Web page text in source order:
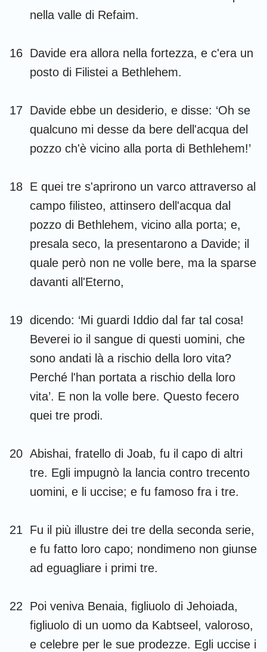
nella valle di Refaim.
16 Davide era allora nella fortezza, e c'era un
posto di Filistei a Bethlehem.
17 Davide ebbe un desiderio, e disse: ‘Oh se
qualcuno mi desse da bere dell'acqua del
pozzo ch'è vicino alla porta di Bethlehem!’
18 E quei tre s'aprirono un varco attraverso al
campo filisteo, attinsero dell'acqua dal
pozzo di Bethlehem, vicino alla porta; e,
presala seco, la presentarono a Davide; il
quale però non ne volle bere, ma la sparse
davanti all'Eterno,
19 dicendo: ‘Mi guardi Iddio dal far tal cosa!
Beverei io il sangue di questi uomini, che
sono andati là a rischio della loro vita?
Perché l'han portata a rischio della loro
vita’. E non la volle bere. Questo fecero
quei tre prodi.
20 Abishai, fratello di Joab, fu il capo di altri
tre. Egli impugnò la lancia contro trecento
uomini, e li uccise; e fu famoso fra i tre.
21
Fu il più illustre dei tre della seconda serie,
e fu fatto loro capo; nondimeno non giunse
ad eguagliare i primi tre.
22
Poi veniva Benaia, figliuolo di Jehoiada,
figliuolo di un uomo da Kabtseel, valoroso,
e celebre per le sue prodezze. Egli uccise i